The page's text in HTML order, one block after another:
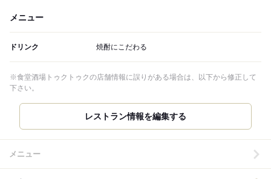
メニュー
ドリンク 焼酎にこだわる
※食堂酒場トゥクトゥクの店舗情報に誤りがある場合は、以下から修正して
下さい。
メニュー